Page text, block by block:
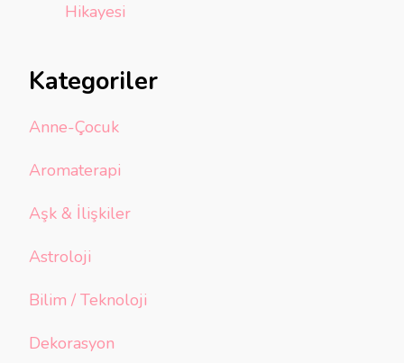
Hikayesi
Kategoriler
Anne-Çocuk
Aromaterapi
Aşk & İlişkiler
Astroloji
Bilim / Teknoloji
Dekorasyon